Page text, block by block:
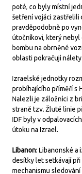
poté, co byly místní
šetření vojáci zastřelili
pravděpodobně po
útočníkovi, který
bombu na obrněné
oblasti pokračují
Izraelské jednotky
probíhajícího příměří s
Nalezli je záložníci z
straně tzv. Žluté linie
IDF byly v
útoku na Izrael.
Libanon: Libanonské a
desítky let setkávají
mechanismu